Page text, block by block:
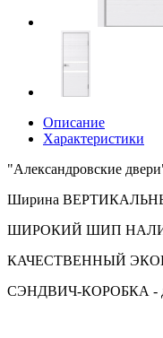
Описание
Характеристики
"Александровские
Ширина
ШИРОКИЙ ШИП
КАЧЕСТВЕННЫЙ
СЭНДВИЧ-КОРОБКА -